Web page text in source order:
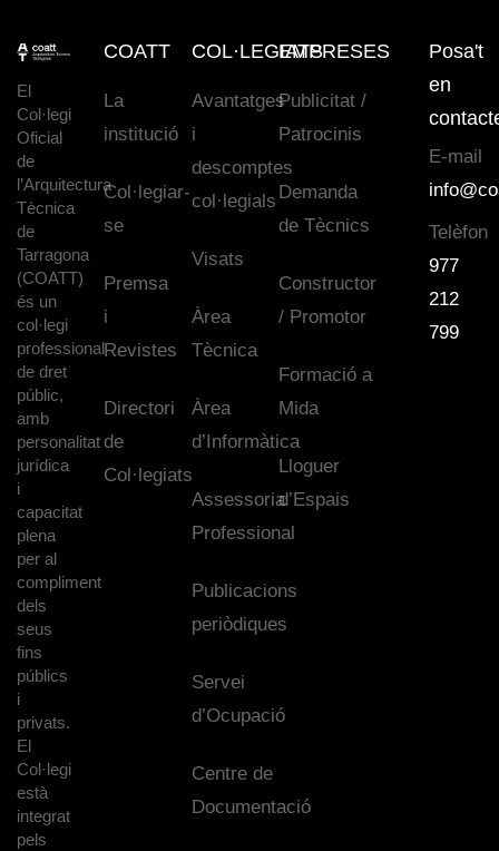
El
Col·legi
Oficial
de
l’Arquitectura
Tècnica
de
Tarragona
(COATT)
és un
col·legi
professional
de dret
públic,
amb
personalitat
jurídica
i
capacitat
plena
per al
compliment
dels
seus
fins
públics
i
privats.
El
Col·legi
està
integrat
pels
COATT
La
institució
Col·legiar-
se
Premsa
i
Revistes
Directori
de
Col·legiats
COL·LEGIATS
Avantatges
i
descomptes
col·legials
Visats
Àrea
Tècnica
Àrea
d’Informàtica
Assessoria
Professional
Publicacions
periòdiques
Servei
d’Ocupació
Centre de
Documentació
EMPRESES
Publicitat /
Patrocinis
Demanda
de Tècnics
Constructor
/ Promotor
Formació a
Mida
Lloguer
d’Espais
Posa't
en
E-mail
Telèfon
977
212
799